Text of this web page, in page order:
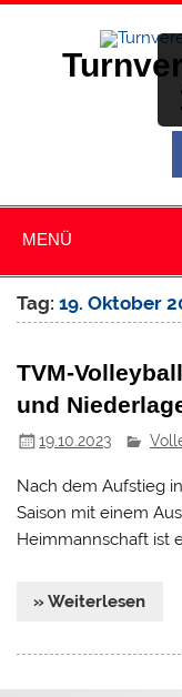
Zum
MENÜ
Tag:19. Oktober
TVM-
und
19.10.2023
Nach dem Aufstieg
Saison mit einem
Heimmannschaft ist
» Weiterlesen